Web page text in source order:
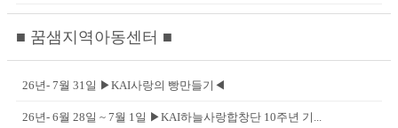
■ 꿈샘지역아동센터 ■
26년- 7월 31일 ▶KAI사랑의 빵만들기◀
26년- 6월 28일 ~ 7월 1일 ▶KAI하늘사랑합창단 10주년 기...